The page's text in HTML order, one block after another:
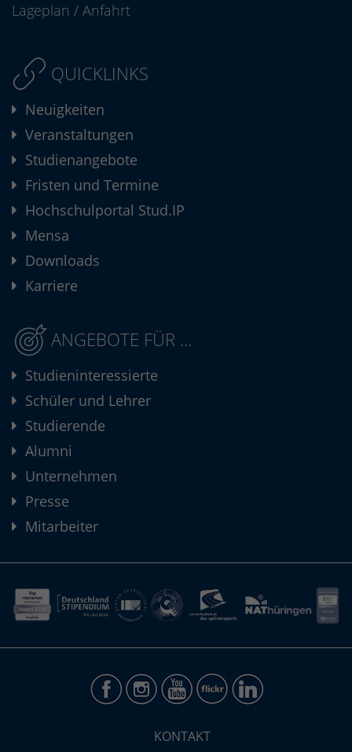
Lageplan / Anfahrt
QUICKLINKS
Neuigkeiten
Veranstaltungen
Studienangebote
Fristen und Termine
Hochschulportal Stud.IP
Mensa
Downloads
Karriere
ANGEBOTE FÜR ...
Studieninteressierte
Schüler und Lehrer
Studierende
Alumni
Unternehmen
Presse
Mitarbeiter
KONTAKT